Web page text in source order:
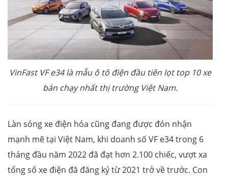
VinFast VF e34 là mẫu ô tô điện đầu tiên lọt top 10 xe
bán chạy nhất thị trường Việt Nam.
Làn sóng xe điện hóa cũng đang được đón nhận
mạnh mẽ tại Việt Nam, khi doanh số VF e34 trong 6
tháng đầu năm 2022 đã đạt hơn 2.100 chiếc, vượt xa
tổng số xe điện đã đăng ký từ 2021 trở về trước. Con